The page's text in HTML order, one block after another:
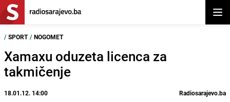
/ SPORT / NOGOMET
Xamaxu oduzeta licenca za
takmičenje
18.01.12. 14:00 Radiosarajevo.ba